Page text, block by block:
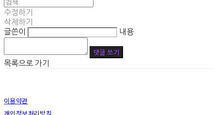
수정하기
삭제하기
글쓴이
내용
댓글 쓰기
목록으로 가기
이용약관